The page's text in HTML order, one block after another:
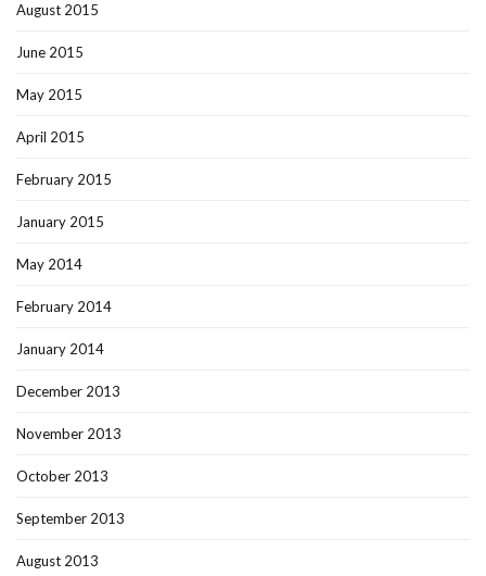
August 2015
June 2015
May 2015
April 2015
February 2015
January 2015
May 2014
February 2014
January 2014
December 2013
November 2013
October 2013
September 2013
August 2013